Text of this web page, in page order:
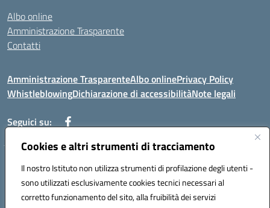
Cookies e altri strumenti di tracciamento
Il nostro Istituto non utilizza strumenti di profilazione degli utenti -
sono utilizzati esclusivamente cookies tecnici necessari al
corretto funzionamento del sito, alla fruibilità dei servizi
Albo online
Amministrazione Trasparente
Contatti
Amministrazione TrasparenteAlbo onlinePrivacy Policy
WhistleblowingDichiarazione di accessibilitàNote legali
Seguici su:
Telefono: 0881814875
Mail: fgic86100g@istruzione.it PEC: fgic86100g@pec.istruzione.it
Codice univoco ufficio: UF0Y26 Codice IPA: istsc_fgic86100g
Codice meccanografico: FGIC86100G